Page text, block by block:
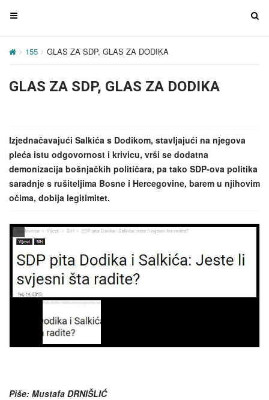
T
g
e
i
g
a
t
i
n
T
a
t
n
155 GLAS ZA SDP, GLAS ZA DODIKA
GLAS ZA SDP, GLAS ZA DODIKA
Izjednačavajući Salkića s Dodikom, stavljajući na njegova
pleća istu odgovornost i krivicu, vrši se dodatna
demonizacija bošnjačkih političara, pa tako SDP-ova politika
saradnje s rušiteljima Bosne i Hercegovine, barem u njihovim
očima, dobija legitimitet.
Piše: Mustafa DRNIŠLIĆ